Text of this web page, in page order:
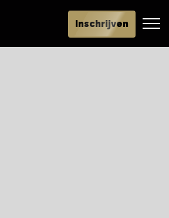
Inschrijven